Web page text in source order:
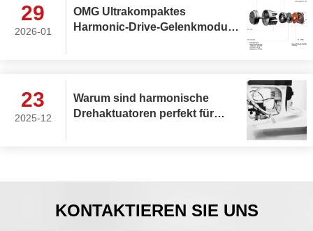
29
2026-01
OMG Ultrakompaktes
Harmonic-Drive-Gelenkmodul
23
2025-12
Warum sind harmonische
Drehaktuatoren perfekt für
KONTAKTIEREN SIE UNS